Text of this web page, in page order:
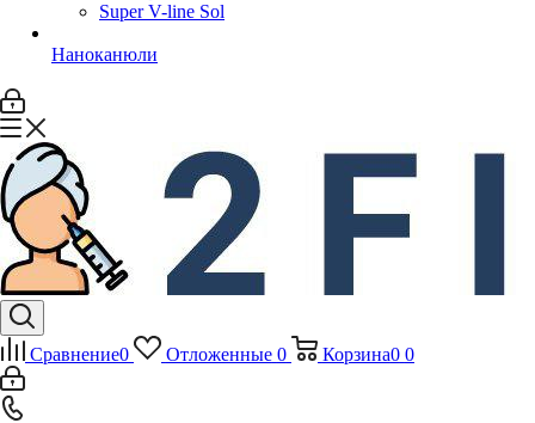
Super V-line Sol
Наноканюли
Сравнение0 Отложенные 0 Корзина0 0